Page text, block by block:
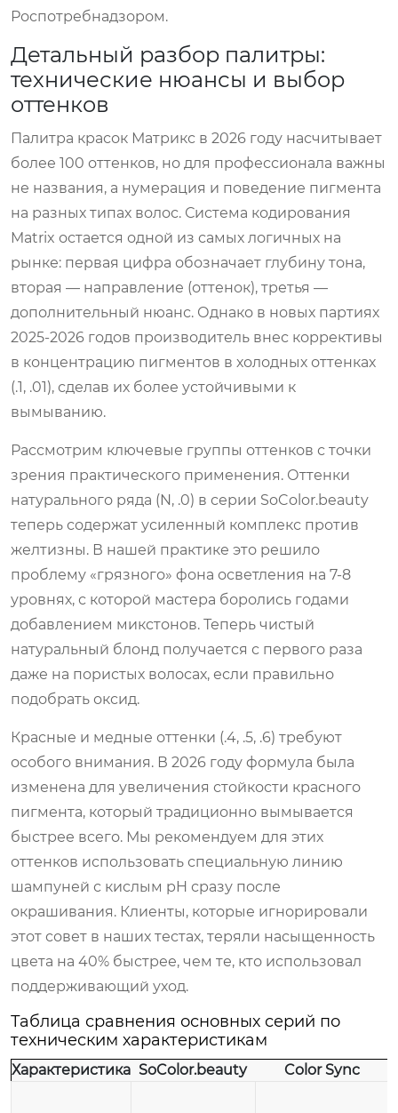
Роспотребнадзором.
Детальный разбор палитры:
технические нюансы и выбор
оттенков
Палитра красок Матрикс в 2026 году насчитывает
более 100 оттенков, но для профессионала важны
не названия, а нумерация и поведение пигмента
на разных типах волос. Система кодирования
Matrix остается одной из самых логичных на
рынке: первая цифра обозначает глубину тона,
вторая — направление (оттенок), третья —
дополнительный нюанс. Однако в новых партиях
2025-2026 годов производитель внес коррективы
в концентрацию пигментов в холодных оттенках
(.1, .01), сделав их более устойчивыми к
вымыванию.
Рассмотрим ключевые группы оттенков с точки
зрения практического применения. Оттенки
натурального ряда (N, .0) в серии SoColor.beauty
теперь содержат усиленный комплекс против
желтизны. В нашей практике это решило
проблему «грязного» фона осветления на 7-8
уровнях, с которой мастера боролись годами
добавлением микстонов. Теперь чистый
натуральный блонд получается с первого раза
даже на пористых волосах, если правильно
подобрать оксид.
Красные и медные оттенки (.4, .5, .6) требуют
особого внимания. В 2026 году формула была
изменена для увеличения стойкости красного
пигмента, который традиционно вымывается
быстрее всего. Мы рекомендуем для этих
оттенков использовать специальную линию
шампуней с кислым pH сразу после
окрашивания. Клиенты, которые игнорировали
этот совет в наших тестах, теряли насыщенность
цвета на 40% быстрее, чем те, кто использовал
поддерживающий уход.
Таблица сравнения основных серий по
техническим характеристикам
Характеристика SoColor.beauty Color Sync